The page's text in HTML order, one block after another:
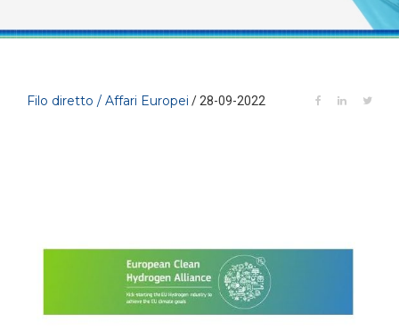
Filo diretto / Affari Europei / 28-09-2022